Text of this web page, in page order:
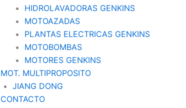
HIDROLAVADORAS GENKINS
MOTOAZADAS
PLANTAS ELECTRICAS GENKINS
MOTOBOMBAS
MOTORES GENKINS
MOT. MULTIPROPOSITO
JIANG DONG
CONTACTO